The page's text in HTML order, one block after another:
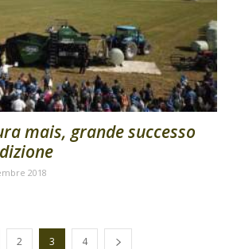
mais, grande successo
2018
2 3 4